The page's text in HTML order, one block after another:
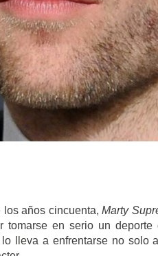
los años cincuenta,Marty
en serio un
lleva a enfrentarse no